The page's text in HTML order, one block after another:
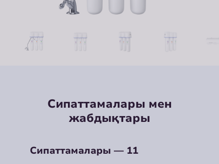
Сипаттамалары мен
жабдықтары
Сипаттамалары — 11